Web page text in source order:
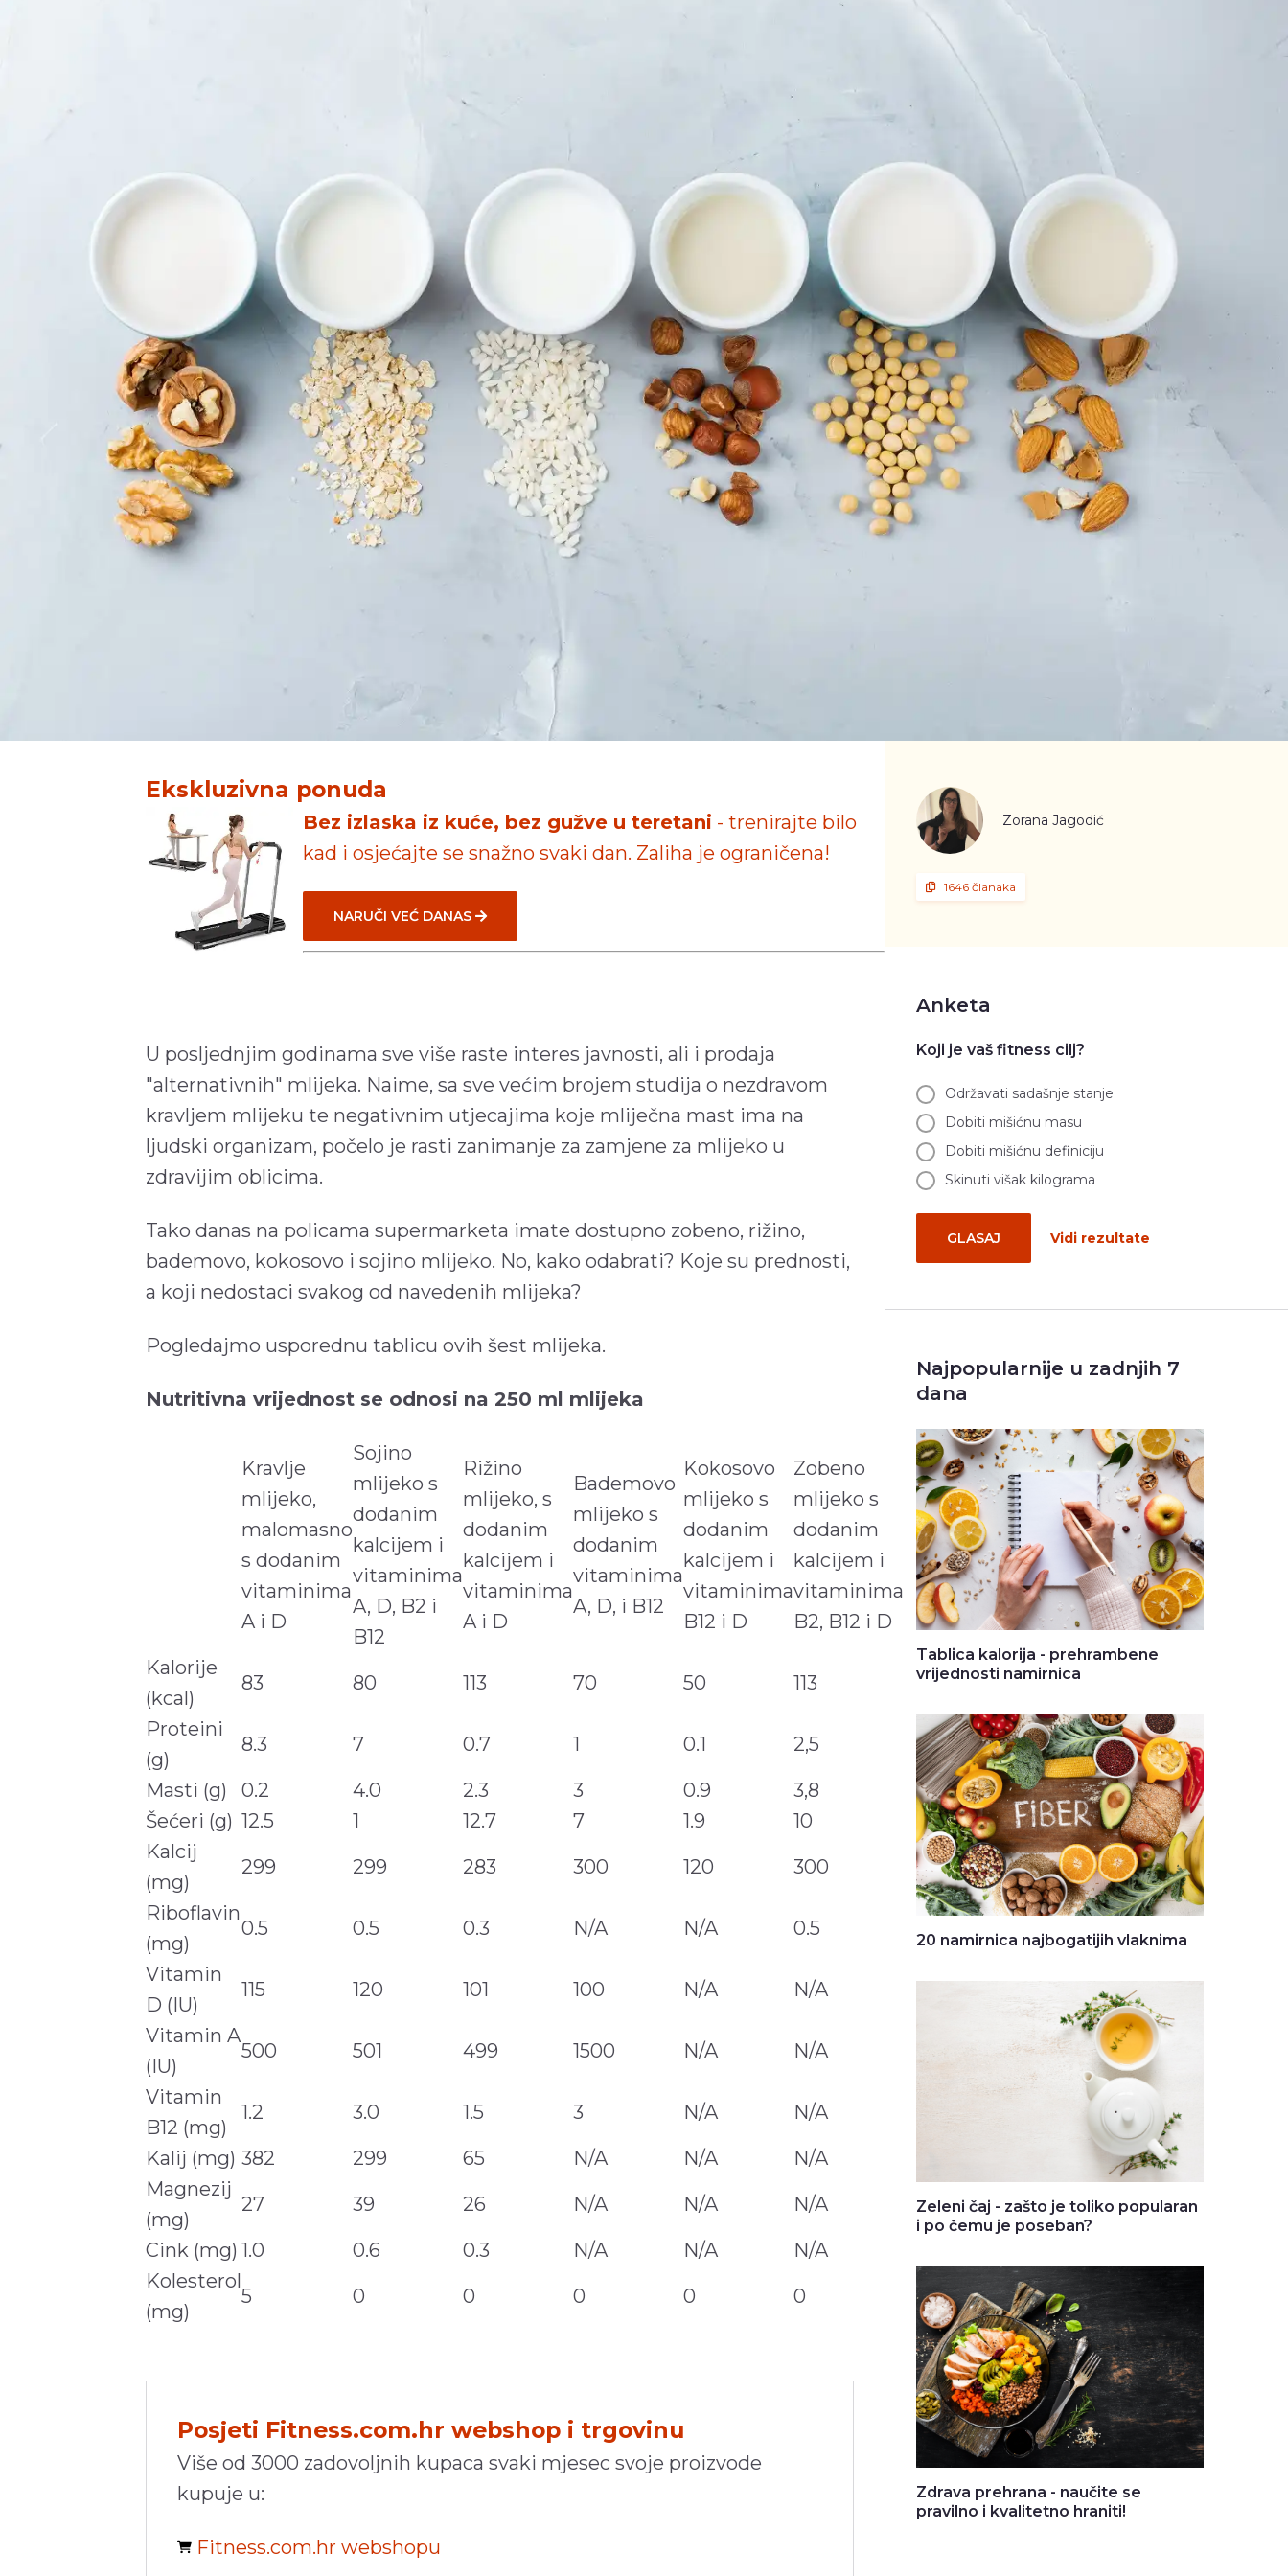
Ekskluzivna ponuda
Bez izlaska iz kuće, bez gužve u teretani - trenirajte bilo
kad i osjećajte se snažno svaki dan. Zaliha je ograničena!
NARUČI VEĆ DANAS
U posljednjim godinama sve više raste interes javnosti, ali i prodaja
"alternativnih" mlijeka. Naime, sa sve većim brojem studija o nezdravom
kravljem mlijeku te negativnim utjecajima koje mliječna mast ima na
ljudski organizam, počelo je rasti zanimanje za zamjene za mlijeko u
zdravijim oblicima.
Tako danas na policama supermarketa imate dostupno zobeno, rižino,
bademovo, kokosovo i sojino mlijeko. No, kako odabrati? Koje su prednosti,
a koji nedostaci svakog od navedenih mlijeka?
Pogledajmo usporednu tablicu ovih šest mlijeka.
Nutritivna vrijednost se odnosi na 250 ml mlijeka
Kravlje
mlijeko,
malomasno
s dodanim
vitaminima
A i D
Sojino
mlijeko s
dodanim
kalcijem i
vitaminima
A, D, B2 i
B12
Rižino
mlijeko, s
dodanim
kalcijem i
vitaminima
A i D
Bademovo
mlijeko s
dodanim
vitaminima
A, D, i B12
Kokosovo
mlijeko s
dodanim
kalcijem i
vitaminima
B12 i D
Zobeno
mlijeko s
dodanim
kalcijem i
vitaminima
B2, B12 i D
Kalorije
(kcal)
83 80 113 70 50
113
Proteini
(g)
8.3 7 0.7 1 0.1
2,5
Masti (g)
0.2 4.0 2.3 3 0.9
3,8
Šećeri (g) 12.5 1 12.7 7 1.9
10
Kalcij
(mg)
299 299 283 300 120
300
Riboflavin
(mg)
0.5 0.5 0.3 N/A N/A
0.5
Vitamin
D (IU)
115 120 101 100 N/A
N/A
Vitamin A
(IU)
500 501 499 1500 N/A
N/A
Vitamin
B12 (mg)
1.2 3.0 1.5 3 N/A
N/A
Kalij (mg) 382 299 65 N/A N/A
N/A
Magnezij
(mg)
27 39 26 N/A N/A
N/A
Cink (mg) 1.0 0.6 0.3 N/A N/A
N/A
Kolesterol
(mg)
5 0 0 0 0 0
Posjeti Fitness.com.hr webshop i trgovinu
Više od 3000 zadovoljnih kupaca svaki mjesec svoje proizvode
kupuje u:
Fitness.com.hr webshopu
Zorana Jagodić
1646 članaka
Anketa
Koji je vaš fitness cilj?
Održavati sadašnje stanje
Dobiti mišićnu masu
Dobiti mišićnu definiciju
Skinuti višak kilograma
GLASAJ Vidi rezultate
Najpopularnije u zadnjih 7
dana
Tablica kalorija - prehrambene
vrijednosti namirnica
20 namirnica najbogatijih vlaknima
Zeleni čaj - zašto je toliko popularan
i po čemu je poseban?
Zdrava prehrana - naučite se
pravilno i kvalitetno hraniti!